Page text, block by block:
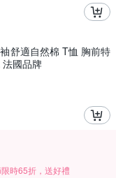
舒適自然棉 T恤 胸前特
國品牌
時65折，送好禮